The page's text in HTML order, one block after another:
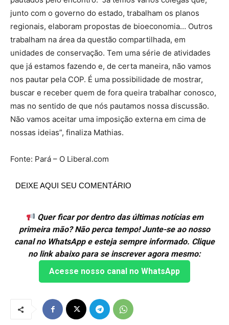
junto com o governo do estado, trabalham os planos
regionais, elaboram propostas de bioeconomia… Outros
trabalham na área da questão compartilhada, em
unidades de conservação. Tem uma série de atividades
que já estamos fazendo e, de certa maneira, não vamos
nos pautar pela COP. É uma possibilidade de mostrar,
buscar e receber quem de fora queira trabalhar conosco,
mas no sentido de que nós pautamos nossa discussão.
Não vamos aceitar uma imposição externa em cima de
nossas ideias”, finaliza Mathias.
Fonte: Pará – O Liberal.com
DEIXE AQUI SEU COMENTÁRIO
Quer ficar por dentro das últimas notícias em
primeira mão? Não perca tempo! Junte-se ao nosso
canal no WhatsApp e esteja sempre informado. Clique
no link abaixo para se inscrever agora mesmo:
Acesse nosso canal no WhatsApp